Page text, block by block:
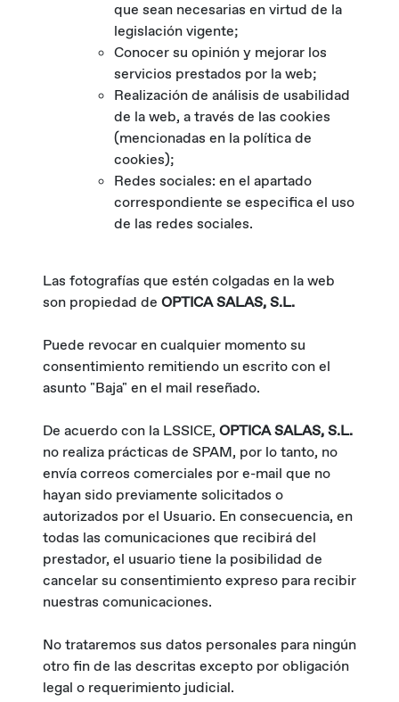
que sean necesarias en virtud de la
legislación vigente;
Conocer su opinión y mejorar los
servicios prestados por la web;
Realización de análisis de usabilidad
de la web, a través de las cookies
(mencionadas en la política de
cookies);
Redes sociales: en el apartado
correspondiente se especifica el uso
de las redes sociales.
Las fotografías que estén colgadas en la web
son propiedad de OPTICA SALAS, S.L.
Puede revocar en cualquier momento su
consentimiento remitiendo un escrito con el
asunto "Baja" en el mail reseñado.
De acuerdo con la LSSICE, OPTICA SALAS, S.L.
no realiza prácticas de SPAM, por lo tanto, no
envía correos comerciales por e-mail que no
hayan sido previamente solicitados o
autorizados por el Usuario. En consecuencia, en
todas las comunicaciones que recibirá del
prestador, el usuario tiene la posibilidad de
cancelar su consentimiento expreso para recibir
nuestras comunicaciones.
No trataremos sus datos personales para ningún
otro fin de las descritas excepto por obligación
legal o requerimiento judicial.